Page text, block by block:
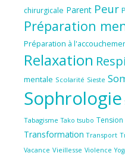
chirurgicale Parent Peur
Préparation
Préparation à
Relaxation
mentale Scolarité Sieste
Sophrologie
Tabagisme Tako tsubo Tension
Transformation Transport
Vacance Vieillesse Violence